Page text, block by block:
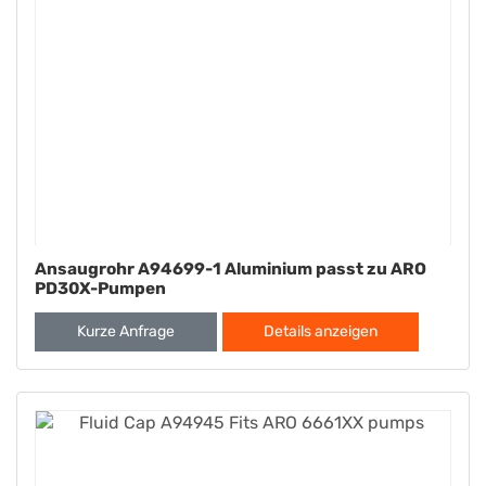
Ansaugrohr A94699-1 Aluminium passt zu ARO
PD30X-Pumpen
Kurze Anfrage Details anzeigen